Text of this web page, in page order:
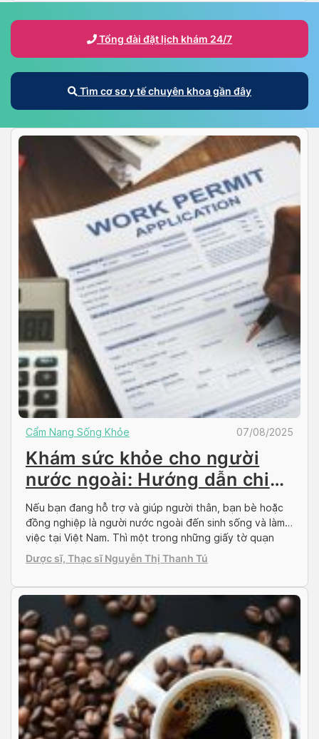
Tổng đài đặt lịch khám 24/7
Tìm cơ sơ y tế chuyên khoa gần đây
Cẩm Nang Sống Khỏe 07/08/2025
Khám sức khỏe cho người
nước ngoài: Hướng dẫn chi
tiết 2025
Nếu bạn đang hỗ trợ và giúp người thân, bạn bè hoặc
đồng nghiệp là người nước ngoài đến sinh sống và làm
việc tại Việt Nam. Thì một trong những giấy tờ quạn
trọng mà bạn cần phải lưu ý đó là Giấy khám sức khỏe
cho người nước ngoài. Giấy chứng nhận này […]
Dược sĩ, Thạc sĩ Nguyễn Thị Thanh Tú